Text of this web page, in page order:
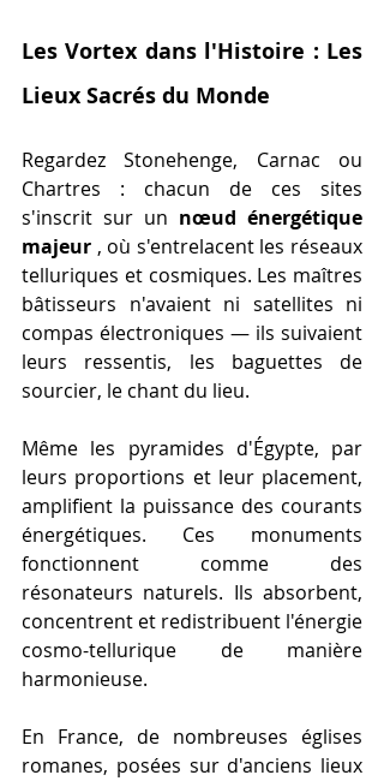
Les Vortex dans l'Histoire : Les
Lieux Sacrés du Monde
Regardez Stonehenge, Carnac ou
Chartres : chacun de ces sites
s'inscrit sur un nœud énergétique
majeur , où s'entrelacent les réseaux
telluriques et cosmiques. Les maîtres
bâtisseurs n'avaient ni satellites ni
compas électroniques — ils suivaient
leurs ressentis, les baguettes de
sourcier, le chant du lieu.
Même les pyramides d'Égypte, par
leurs proportions et leur placement,
amplifient la puissance des courants
énergétiques. Ces monuments
fonctionnent comme des
résonateurs naturels. Ils absorbent,
concentrent et redistribuent l'énergie
cosmo-tellurique de manière
harmonieuse.
En France, de nombreuses églises
romanes, posées sur d'anciens lieux